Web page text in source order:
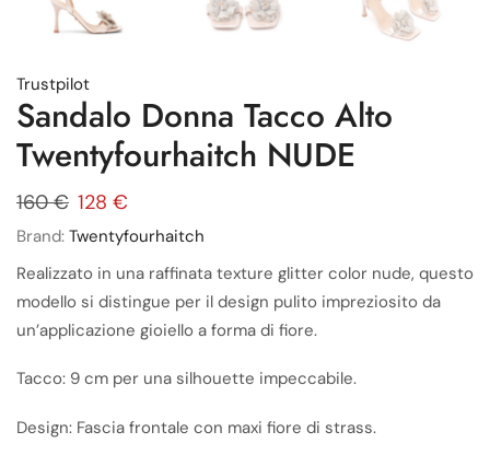
Trustpilot
Sandalo Donna Tacco Alto
Twentyfourhaitch NUDE
160€ 128 €
Brand: Twentyfourhaitch
Realizzato in una raffinata texture glitter color nude, questo
modello si distingue per il design pulito impreziosito da
un’applicazione gioiello a forma di fiore.
Tacco: 9 cm per una silhouette impeccabile.
Design: Fascia frontale con maxi fiore di strass.